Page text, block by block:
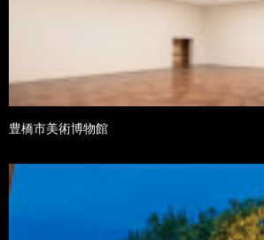
豊橋市美術博物館